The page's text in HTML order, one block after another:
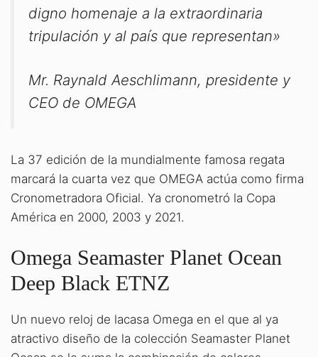
digno homenaje a la extraordinaria
tripulación y al país que representan»
Mr. Raynald Aeschlimann, presidente y
CEO de OMEGA
La 37 edición de la mundialmente famosa regata
marcará la cuarta vez que OMEGA actúa como firma
Cronometradora Oficial. Ya cronometró la Copa
América en 2000, 2003 y 2021.
Omega Seamaster Planet Ocean
Deep Black ETNZ
Un nuevo reloj de lacasa Omega en el que al ya
atractivo diseño de la colección Seamaster Planet